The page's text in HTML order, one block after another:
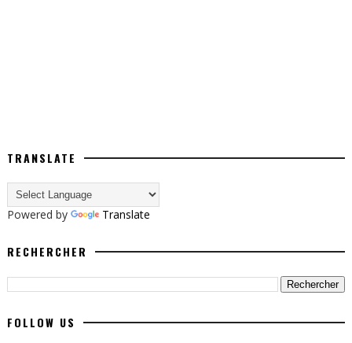
TRANSLATE
Powered by Translate
RECHERCHER
FOLLOW US